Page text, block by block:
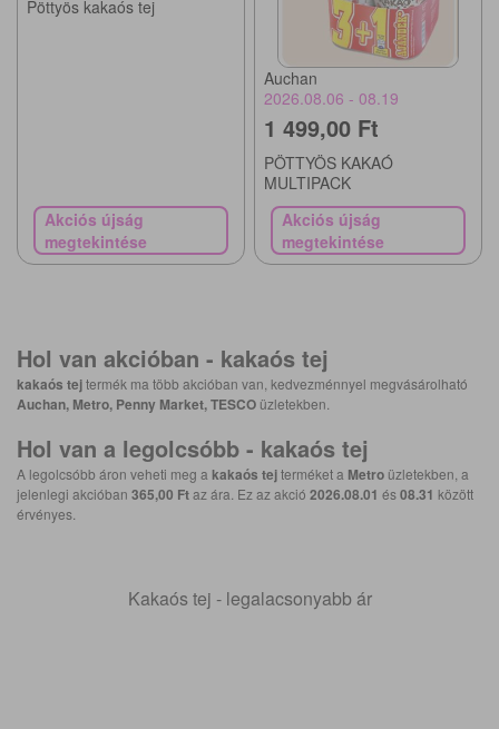
Pöttyös kakaós tej
Akciós újság
megtekintése
Auchan
2026.08.06 - 08.19
1 499,00 Ft
PÖTTYÖS KAKAÓ
MULTIPACK
Akciós újság
megtekintése
Hol van akcióban - kakaós tej
kakaós tejtermék ma több akcióban van, kedvezménnyel megvásárolható
Auchan, Metro, Penny Market, TESCO üzletekben.
Hol van a legolcsóbb - kakaós tej
A legolcsóbb áron veheti meg a kakaós tejterméket a Metro üzletekben, a
jelenlegi akcióban 365,00 Ftaz ára. Ez az akció 2026.08.01 és08.31 között
érvényes.
Kakaós tej - legalacsonyabb ár